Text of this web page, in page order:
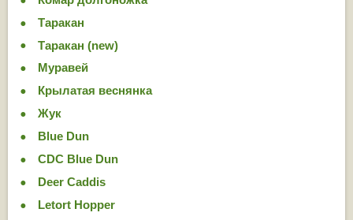
Таракан
Таракан (new)
Муравей
Крылатая веснянка
Жук
Blue Dun
CDC Blue Dun
Deer Caddis
Letort Hopper